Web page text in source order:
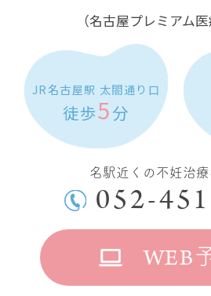
（名古屋プレミアム医
JR名古屋駅 太閤通り口
徒歩5分
名駅近くの不妊治
052-
WEB